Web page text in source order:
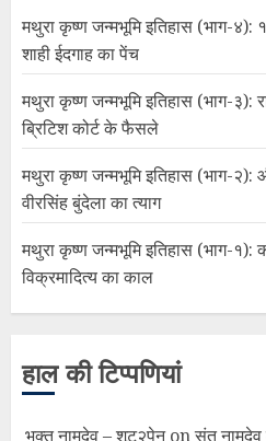
मथुरा कृष्ण जन्मभूमि इतिहास (भाग-४):
शाही ईदगाह का पेंच
मथुरा कृष्ण जन्मभूमि इतिहास (भाग-३):
ब्रिटिश कोर्ट के फैसले
मथुरा कृष्ण जन्मभूमि इतिहास (भाग-
वीरसिंह बुंदेला का त्याग
मथुरा कृष्ण जन्मभूमि इतिहास (भाग-
विक्रमादित्य का काल
हाल की टिप्पणियां
भक्त नामदेव – शूट२पेनonसंत